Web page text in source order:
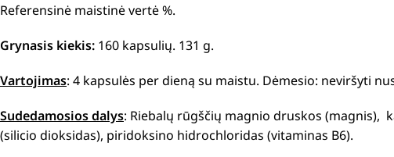
Referensinė maistinė vertė %.
Grynasis kiekis: 160 kapsulių. 131 g.
Vartojimas: 4 kapsulės per dieną su maistu. Dėmesio: neviršyti
Sudedamosios dalys: Riebalų rūgščių magnio druskos (magnis),
(silicio dioksidas), piridoksino hidrochloridas (vitaminas B6).